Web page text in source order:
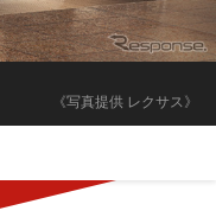
《写真提供 レクサス》